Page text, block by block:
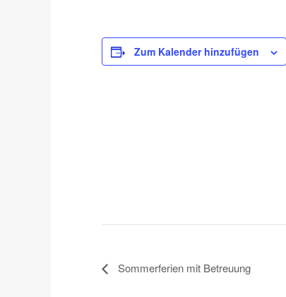
Zum Kalender hinzufügen
Sommerferien mit Betreuung